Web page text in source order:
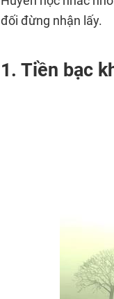
đối đừng nhận lấy.
1. Tiền bạc